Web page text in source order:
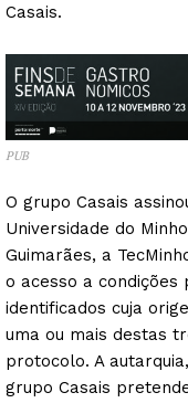
Casais.
PUB
O grupo Casais
Universidade do
Guimarães, a
o acesso a
identificados cuja
uma ou mais destas
protocolo. A
grupo Casais